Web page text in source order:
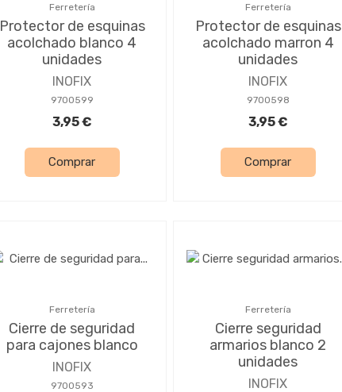
Ferretería
Protector de esquinas
acolchado blanco 4
unidades
INOFIX
9700599
3,95 €
Comprar
Ferretería
Protector de esquinas
acolchado marron 4
unidades
INOFIX
9700598
3,95 €
Comprar
Ferretería
Cierre de seguridad
para cajones blanco
INOFIX
9700593
Ferretería
Cierre seguridad
armarios blanco 2
unidades
INOFIX